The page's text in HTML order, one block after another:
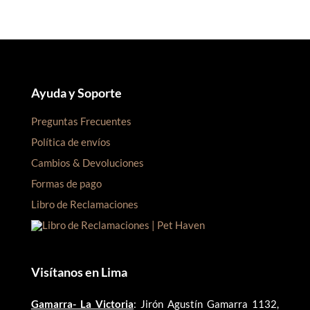
Ayuda y Soporte
Preguntas Frecuentes
Política de envíos
Cambios & Devoluciones
Formas de pago
Libro de Reclamaciones
Visítanos en Lima
Gamarra- La Victoria: Jirón Agustín Gamarra 1132,